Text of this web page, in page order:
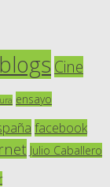
blogs Cine
ensayo
facebook
Julio Caballero